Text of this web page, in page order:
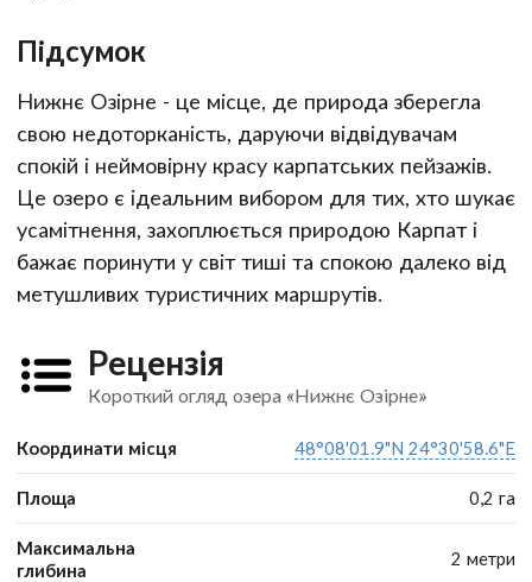
Підсумок
Нижнє Озірне - це місце, де природа зберегла
свою недоторканість, даруючи відвідувачам
спокій і неймовірну красу карпатських пейзажів.
Це озеро є ідеальним вибором для тих, хто шукає
усамітнення, захоплюється природою Карпат і
бажає поринути у світ тиші та спокою далеко від
метушливих туристичних маршрутів.
Рецензія
Короткий огляд озера «Нижнє Озірне»
Координати місця 48°08'01.9"N 24°30'58.6"E
Площа 0,2 га
Максимальна
глибина
2 метри